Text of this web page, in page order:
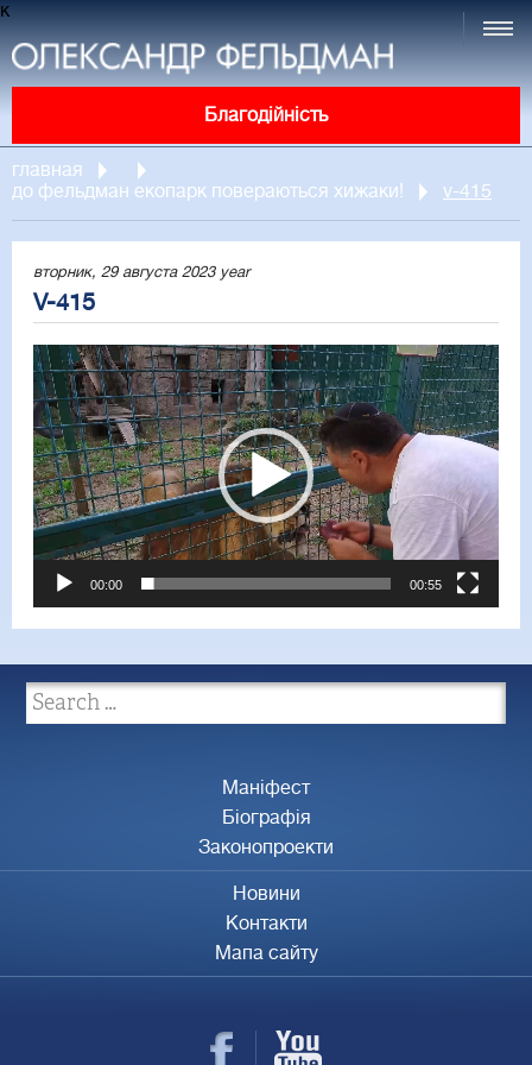
к
Благодійність
главная
до фельдман екопарк повераються хижаки!
v-415
вторник, 29 августа 2023 year
V-415
Video
Player
00:00 00:55
Маніфест
Біографія
Законопроекти
Новини
Контакти
Мапа сайту